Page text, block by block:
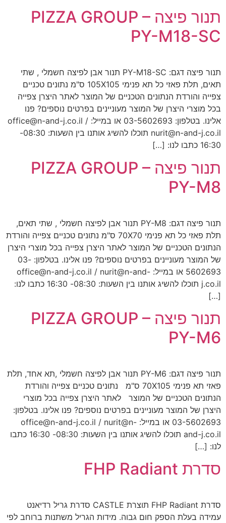
תנור פיצה PIZZA GROUP –
PY-M18-SC
תנור פיצה דגם: PY-M18-SC תנור אבן לפיצה חשמלי , שתי
תאים, תלת פאזי כל תא פנימי 105X105 ס"מ נתונים טכניים
צפייה והורדת הנתונים הטכניים של המוצר לאתר היצרן צפייה
בכל מוצרי היצרן של המוצר מעוניינים בפרטים נוספים? פנו
אלינו. בטלפון: 03-5602693 או במייל: office@n-and-j.co.il /
nurit@n-and-j.co.il תוכלו להשיג אותנו בין השעות: 08:30-
16:30 כתבו לנו: […]
תנור פיצה PIZZA GROUP –
PY-M8
תנור פיצה דגם: PY-M8 תנור אבן לפיצה חשמלי , שתי תאים,
תלת פאזי כל תא פנימי 70X70 ס"מ נתונים טכניים צפייה והורדת
הנתונים הטכניים של המוצר לאתר היצרן צפייה בכל מוצרי היצרן
של המוצר מעוניינים בפרטים נוספים? פנו אלינו. בטלפון: 03-
5602693 או במייל: office@n-and-j.co.il / nurit@n-and-
j.co.il תוכלו להשיג אותנו בין השעות: 08:30- 16:30 כתבו לנו:
[…]
תנור פיצה PIZZA GROUP –
PY-M6
תנור פיצה דגם: PY-M6 תנור אבן לפיצה חשמלי ,תא אחד, תלת
פאזי תא פנימי 70X105 ס"מ נתונים טכניים צפייה והורדת
הנתונים הטכניים של המוצר לאתר היצרן צפייה בכל מוצרי
היצרן של המוצר מעוניינים בפרטים נוספים? פנו אלינו. בטלפון:
03-5602693 או במייל: office@n-and-j.co.il / nurit@n-
and-j.co.il תוכלו להשיג אותנו בין השעות: 08:30- 16:30 כתבו
לנו: […]
סדרת FHP Radiant
סדרת FHP Radiant תוצרת CASTLE סדרת גריל רדיאנט
עמידה בעלת הספק חום גבוה. מידות הגריל משתנות ברוחב לפי